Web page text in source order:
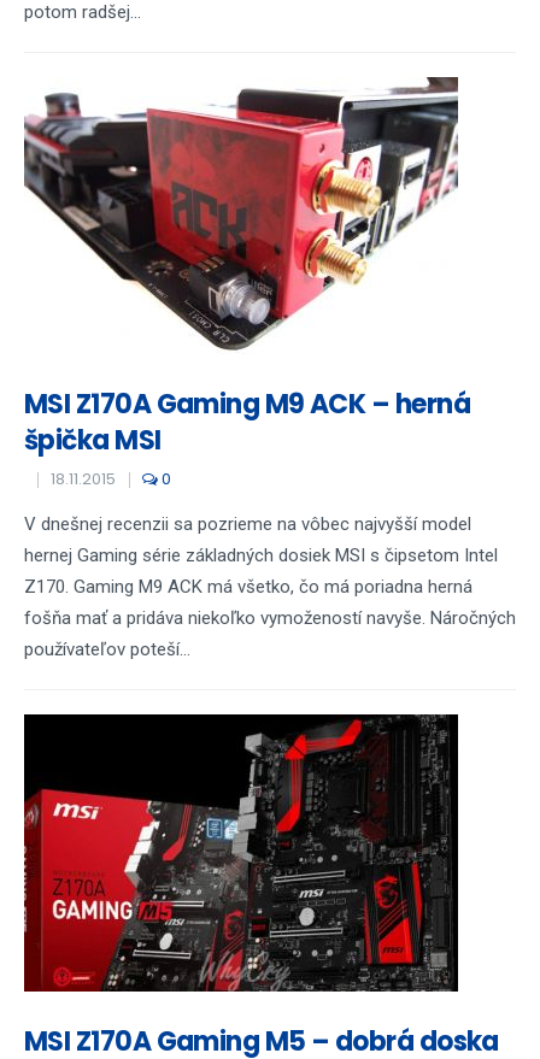
potom radšej...
MSI Z170A Gaming M9 ACK – herná
špička MSI
18.11.2015 0
V dnešnej recenzii sa pozrieme na vôbec najvyšší model
hernej Gaming série základných dosiek MSI s čipsetom Intel
Z170. Gaming M9 ACK má všetko, čo má poriadna herná
fošňa mať a pridáva niekoľko vymožeností navyše. Náročných
používateľov poteší...
MSI Z170A Gaming M5 – dobrá doska